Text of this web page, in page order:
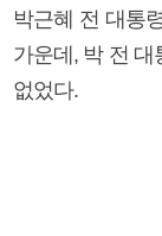
박근혜 전 대통
가운데, 박 전
없었다.